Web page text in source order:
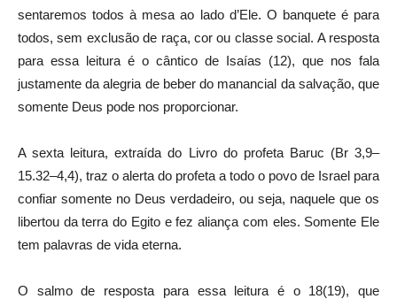
sentaremos todos à mesa ao lado d’Ele. O banquete é para
todos, sem exclusão de raça, cor ou classe social. A resposta
para essa leitura é o cântico de Isaías (12), que nos fala
justamente da alegria de beber do manancial da salvação, que
somente Deus pode nos proporcionar.
A sexta leitura, extraída do Livro do profeta Baruc (Br 3,9–
15.32–4,4), traz o alerta do profeta a todo o povo de Israel para
confiar somente no Deus verdadeiro, ou seja, naquele que os
libertou da terra do Egito e fez aliança com eles. Somente Ele
tem palavras de vida eterna.
O salmo de resposta para essa leitura é o 18(19), que